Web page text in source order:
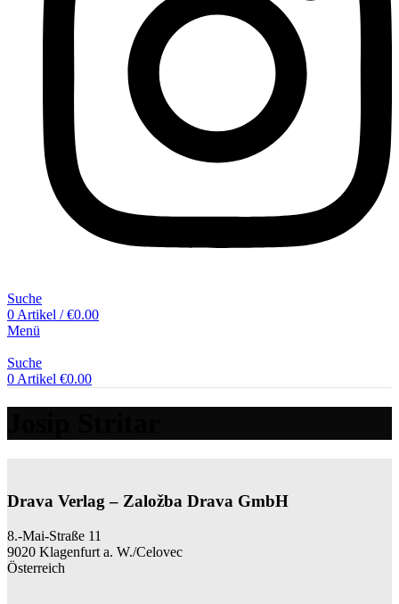
Suche
0 Artikel / €0.00
Menü
Suche
0 Artikel €0.00
Drava Verlag – Založba Drava GmbH
8.-Mai-Straße 11
9020 Klagenfurt a. W./Celovec
Österreich